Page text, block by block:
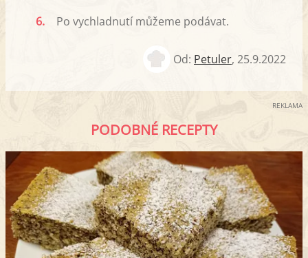
6. Po vychladnutí můžeme podávat.
Od: Petuler, 25.9.2022
REKLAMA
PODOBNÉ RECEPTY